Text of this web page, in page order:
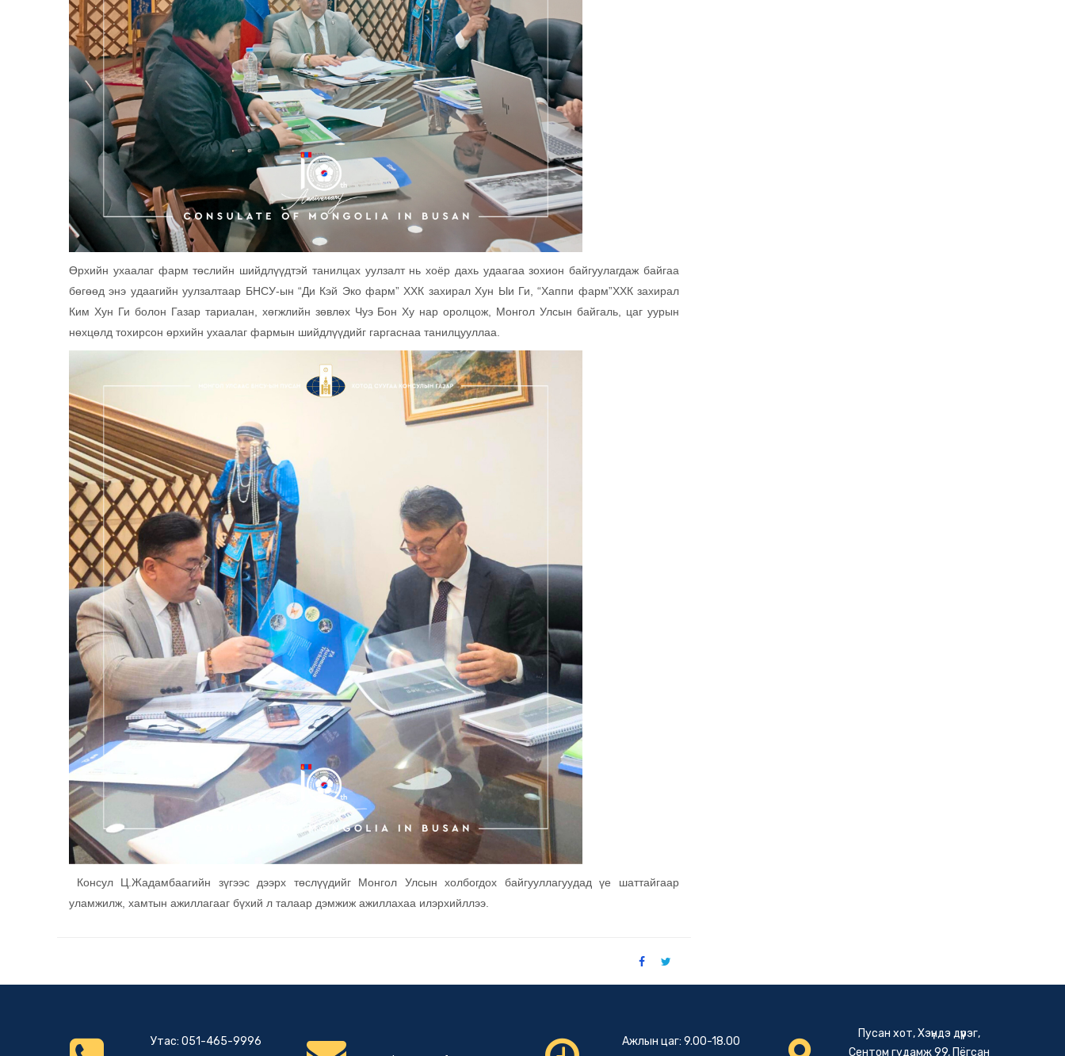
Өрхийн ухаалаг фарм төслийн шийдлүүдтэй танилцах уулзалт нь хоёр дахь удаагаа зохион байгуулагдаж байгаа
бөгөөд энэ удаагийн уулзалтаар БНСУ-ын “Ди Кэй Эко фарм” ХХК захирал Хун Ыи Ги, “Хаппи фарм”ХХК захирал
Ким Хун Ги болон Газар тариалан, хөгжлийн зөвлөх Чуэ Бон Ху нар оролцож, Монгол Улсын байгаль, цаг уурын
нөхцөлд тохирсон өрхийн ухаалаг фармын шийдлүүдийг гаргаснаа танилцууллаа.
Консул Ц.Жадамбаагийн зүгээс дээрх төслүүдийг Монгол Улсын холбогдох байгууллагуудад үе шаттайгаар
уламжилж, хамтын ажиллагааг бүхий л талаар дэмжиж ажиллахаа илэрхийллээ.
Утас: 051-465-9996
Ажлын цаг: 9.00-18.00
Пусан хот, Хэүндэ дүүрэг,
Сентом гудамж 99, Пёгсан